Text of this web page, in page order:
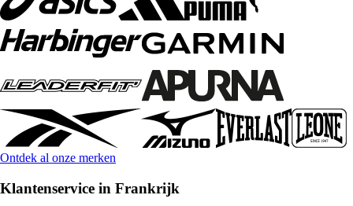
Ontdek al onze merken
Klantenservice in Frankrijk